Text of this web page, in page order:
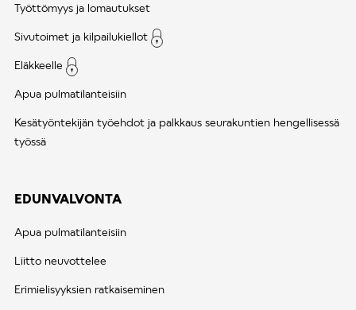
Työttömyys ja lomautukset
Sivutoimet ja kilpailukiellot
Eläkkeelle
Apua pulmatilanteisiin
Kesätyöntekijän työehdot ja palkkaus seurakuntien hengellisessä
työssä
EDUNVALVONTA
Apua pulmatilanteisiin
Liitto neuvottelee
Erimielisyyksien ratkaiseminen